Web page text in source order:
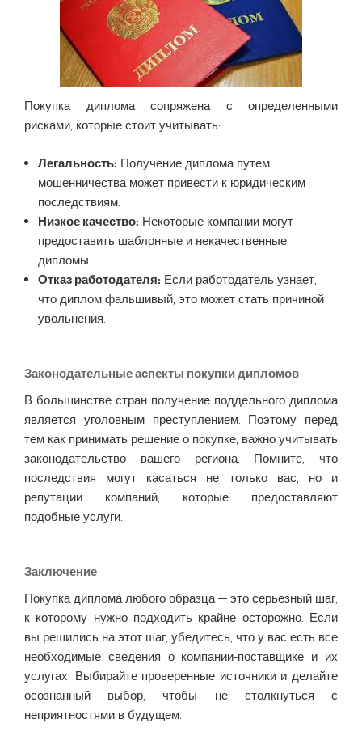
Покупка диплома сопряжена с определенными
рисками, которые стоит учитывать:
Легальность: Получение диплома путем
мошенничества может привести к юридическим
последствиям.
Низкое качество: Некоторые компании могут
предоставить шаблонные и некачественные
дипломы.
Отказ работодателя: Если работодатель узнает,
что диплом фальшивый, это может стать причиной
увольнения.
Законодательные аспекты покупки дипломов
В большинстве стран получение поддельного диплома
является уголовным преступлением. Поэтому перед
тем как принимать решение о покупке, важно учитывать
законодательство вашего региона. Помните, что
последствия могут касаться не только вас, но и
репутации компаний, которые предоставляют
подобные услуги.
Заключение
Покупка диплома любого образца — это серьезный шаг,
к которому нужно подходить крайне осторожно. Если
вы решились на этот шаг, убедитесь, что у вас есть все
необходимые сведения о компании-поставщике и их
услугах. Выбирайте проверенные источники и делайте
осознанный выбор, чтобы не столкнуться с
неприятностями в будущем.